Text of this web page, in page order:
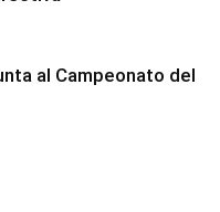
al Campeonato del